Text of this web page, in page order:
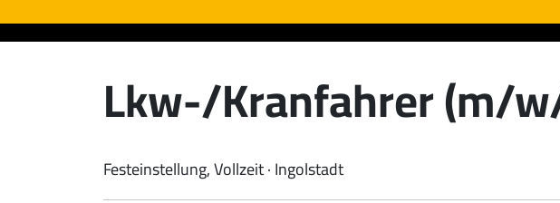
Lkw-/Kranfahrer (m/
Festeinstellung, Vollzeit · Ingolstadt